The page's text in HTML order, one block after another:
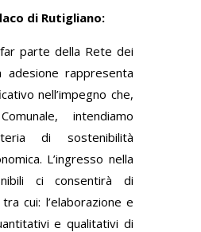
di Rutigliano:
parte della Rete dei
adesione rappresenta
nell’impegno che,
intendiamo
di sostenibilità
L’ingresso nella
ci consentirà di
cui: l’elaborazione e
e qualitativi di